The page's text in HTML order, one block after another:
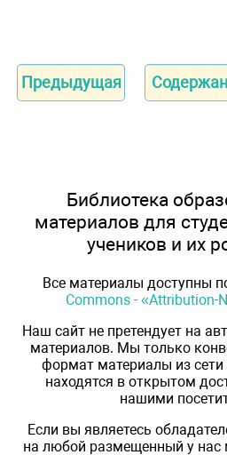
Предыдущая
Библиотека
материалов для
учеников и их
Все материалы доступны
Commons - «Attribution-
Наш сайт не претендует на
материалов. Мы только
формат материалы из сети
находятся в открытом
нашими
Если вы являетесь
на любой размещенный у нас